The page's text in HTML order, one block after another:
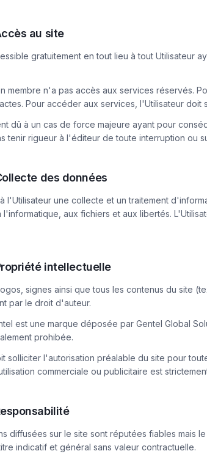
au site
gratuitement en tout lieu à tout Utilisateur
membre n'a pas accès aux services réservés.
Pour accéder aux services, l'Utilisateur
dû à un cas de force majeure ayant pour
tenir rigueur à l'éditeur de toute interruption ou
des données
l'Utilisateur une collecte et un traitement
l'informatique, aux fichiers et aux libertés.
intellectuelle
signes ainsi que tous les contenus du site
par le droit d'auteur.
est une marque déposée par Gentel Global
prohibée.
solliciter l'autorisation préalable du site pour
commerciale ou publicitaire est
diffusées sur le site sont réputées fiables mais
indicatif et général sans valeur contractuelle.